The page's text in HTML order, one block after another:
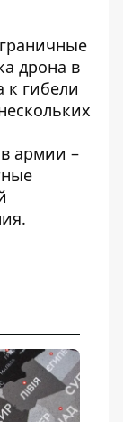
дрона в
к гибели
армии –